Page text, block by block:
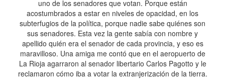
uno de los senadores que votan. Porque están
acostumbrados a estar en niveles de opacidad, en los
subterfugios de la política, porque nadie sabe quiénes son
sus senadores. Esta vez la gente sabía con nombre y
apellido quién era el senador de cada provincia, y eso es
maravilloso. Una amiga me contó que en el aeropuerto de
La Rioja agarraron al senador libertario Carlos Pagotto y le
reclamaron cómo iba a votar la extranjerización de la tierra.